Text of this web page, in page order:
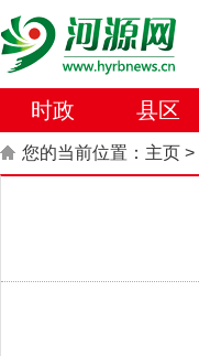
时政 县区
您的当前位置： 主页 >